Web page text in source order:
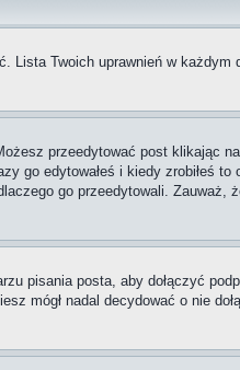
Lista Twoich uprawnień w każdym
przeedytować post klikając
go edytowałeś i kiedy zrobiłeś to
go przeedytowali. Zauważ,
pisania posta, aby dołączyć
mógł nadal decydować o nie